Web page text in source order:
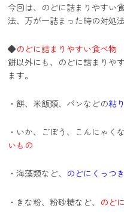
今回は、のどに詰まりやすい
法、万が一詰まった時の対処
◆のどに詰まりやすい食べ物
餅以外にも、のどに詰まりや
ます。
・餅、米飯類、パンなどの粘
・いか、ごぼう、こんにゃく
いもの
・海藻類など、 のどにくっつ
・きな粉、粉砂糖など、 のど